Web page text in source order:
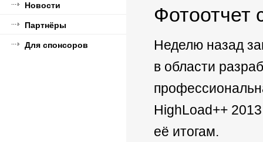
Новости
Партнёры
Для спонсоров
Фотоотчет
Неделю назад
в области
HighLoad++
её итогам.